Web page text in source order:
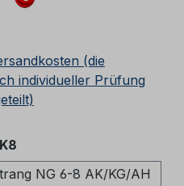
(die
individueller Prüfung
NG 6-8 AK/KG/AH